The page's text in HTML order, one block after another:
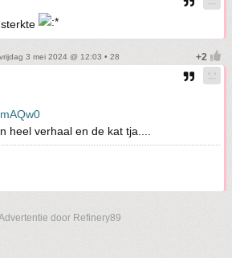
3 mei 2024 @ 12:03 • 28
heel verhaal en de kat tja....
door Refinery89